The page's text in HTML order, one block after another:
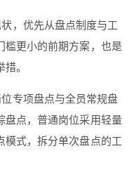
，优先从盘点制度与工
槛更小的前期方案，也是
。
专项盘点与全员常规盘
盘点，普通岗位采用轻量
模式，拆分单次盘点的工